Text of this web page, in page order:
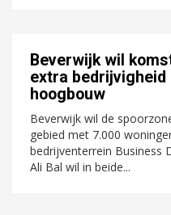
Beverwijk wil
extra
hoogbouw
Beverwijk wil de
gebied met 7.000
bedrijventerrein Business
Ali Bal wil in beide...